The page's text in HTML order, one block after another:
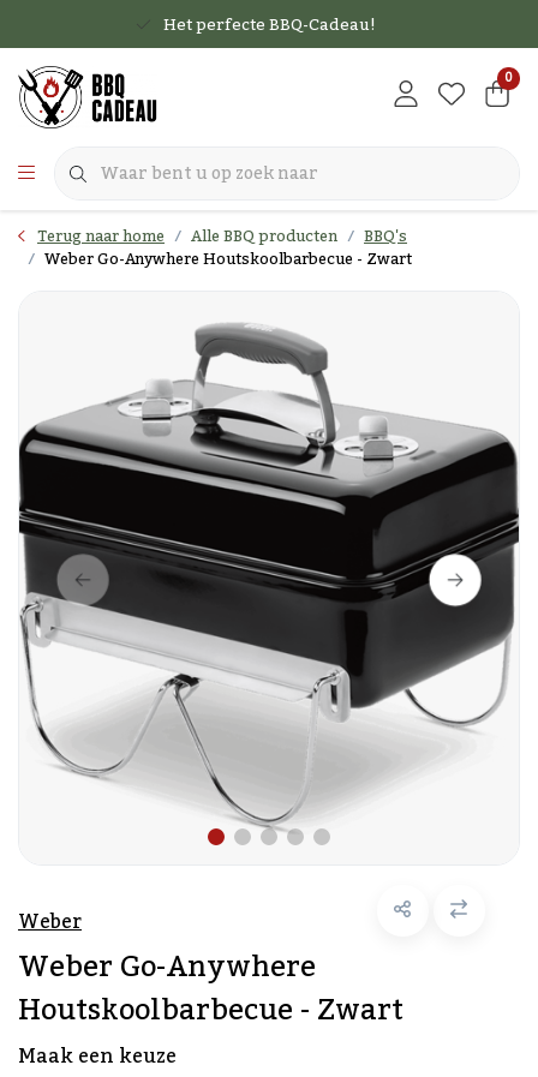
Het perfecte BBQ-Cadeau!
0
Terug naar home Alle BBQ producten BBQ's
Weber Go-Anywhere Houtskoolbarbecue - Zwart
Weber
Weber Go-Anywhere
Houtskoolbarbecue - Zwart
Maak een keuze